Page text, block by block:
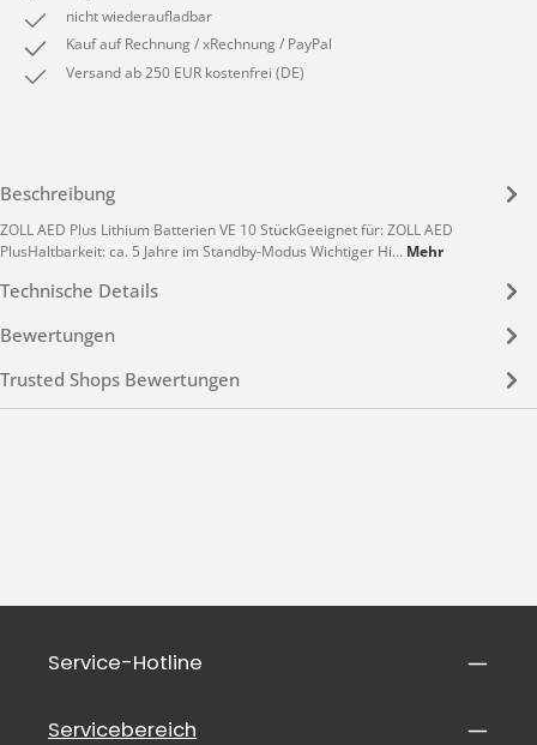
nicht wiederaufladbar
Kauf auf Rechnung / xRechnung / PayPal
Versand ab 250 EUR kostenfrei (DE)
Beschreibung
ZOLL AED Plus Lithium Batterien VE 10 StückGeeignet für: ZOLL AED
PlusHaltbarkeit: ca. 5 Jahre im Standby-Modus Wichtiger Hi… Mehr
Technische Details
Bewertungen
Trusted Shops Bewertungen
Service-Hotline
Servicebereich